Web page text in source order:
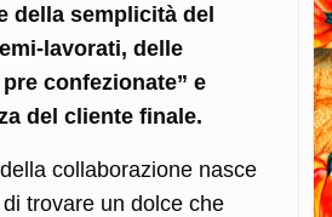
della semplicità del
lavorati, delle
confezionate” e
del cliente finale.
collaborazione nasce
di trovare un dolce che